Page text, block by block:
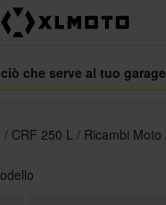
che serve al tuo garage
CRF 250 L Ricambi Moto